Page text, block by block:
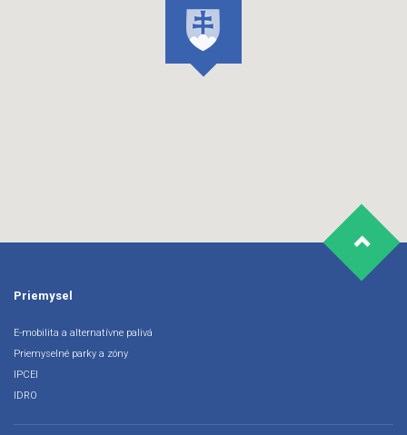
Priemysel
E-mobilita a alternatívne palivá
Priemyselné parky a zóny
IPCEI
IDRO